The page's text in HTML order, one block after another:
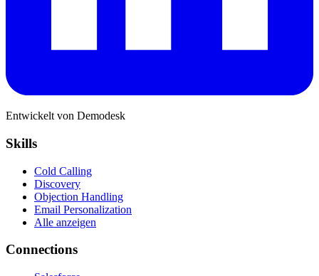
Entwickelt von Demodesk
Skills
Cold Calling
Discovery
Objection Handling
Email Personalization
Alle anzeigen
Connections